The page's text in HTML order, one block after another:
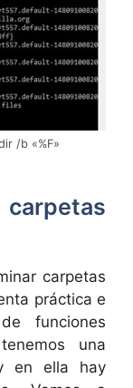
/b «%F»
carpetas
práctica e
funciones
una
en ella hay